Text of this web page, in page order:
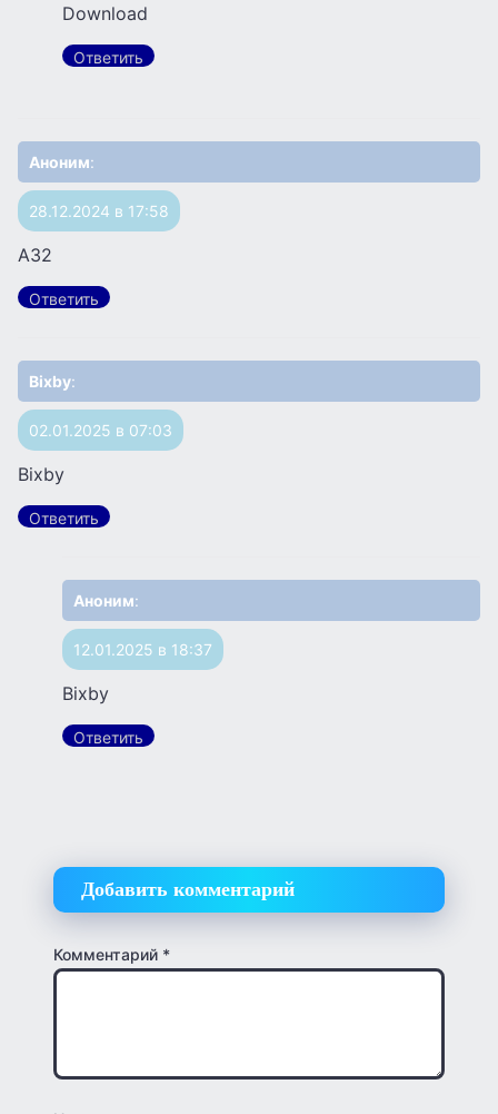
Download
Ответить
Аноним:
28.12.2024 в 17:58
A32
Ответить
Bixby:
02.01.2025 в 07:03
Bixby
Ответить
Аноним:
12.01.2025 в 18:37
Bixby
Ответить
Добавить комментарий
Комментарий *